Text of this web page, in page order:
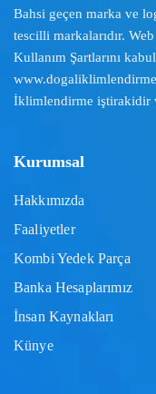
Bahsi geçen marka ve
tescilli markalarıdır.
Kullanım Şartlarını kabul
İklimlendirme iştirakidir
Kurumsal
Hakkımızda
Faaliyetler
Kombi Yedek Parça
Banka Hesaplarımız
İnsan Kaynakları
Künye